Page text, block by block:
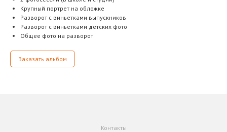
Крупный портрет на обложке
Разворот с виньетками выпускников
Разворот с виньетками детских фото
Общее фото на разворот
Заказать альбом
Контакты